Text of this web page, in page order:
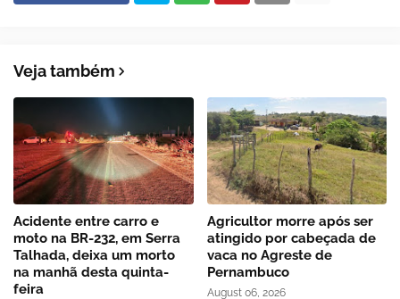
Veja também
Acidente entre carro e
moto na BR-232, em Serra
Talhada, deixa um morto
na manhã desta quinta-
feira
Agricultor morre após ser
atingido por cabeçada de
vaca no Agreste de
Pernambuco
August 06, 2026